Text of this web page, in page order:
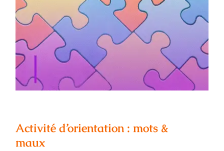
Activité d’orientation : mots & maux
Activité d’orientation : mots &
maux